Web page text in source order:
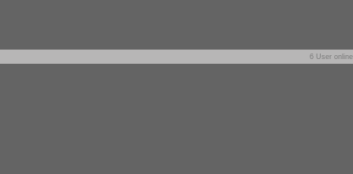
6 User online